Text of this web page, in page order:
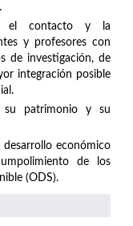
el contacto y la
y profesores con
de investigación, de
integración posible
su patrimonio y su
económico
de los
(ODS).